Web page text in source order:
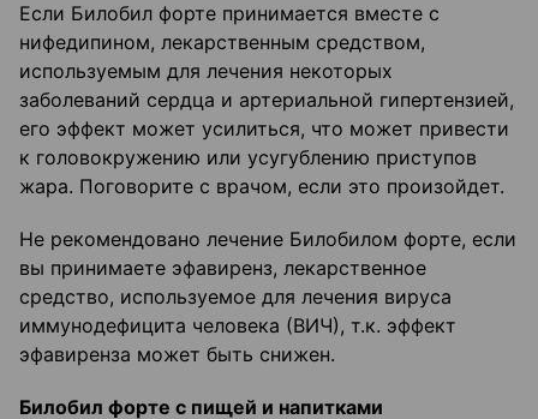
Если Билобил форте принимается вместе с
нифедипином, лекарственным средством,
используемым для лечения некоторых
заболеваний сердца и артериальной гипертензией,
его эффект может усилиться, что может привести
к головокружению или усугублению приступов
жара. Поговорите с врачом, если это произойдет.
Не рекомендовано лечение Билобилом форте, если
вы принимаете эфавиренз, лекарственное
средство, используемое для лечения вируса
иммунодефицита человека (ВИЧ), т.к. эффект
эфавиренза может быть снижен.
Билобил форте с пищей и напитками